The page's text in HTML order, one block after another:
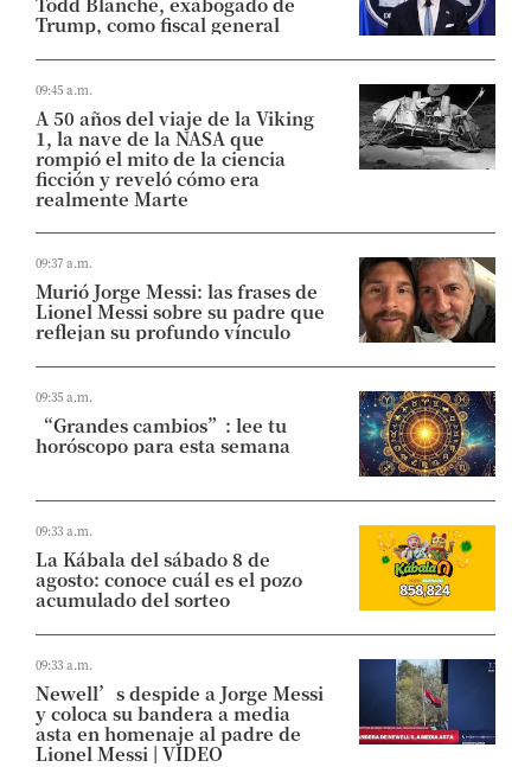
Trump, como fiscal general
09:45 a.m.
A 50 años del viaje de la Viking
1, la nave de la NASA que
rompió el mito de la ciencia
ficción y reveló cómo era
realmente Marte
09:37 a.m.
Murió Jorge Messi: las frases de
Lionel Messi sobre su padre que
reflejan su profundo vínculo
09:35 a.m.
“Grandes cambios”: lee tu
horóscopo para esta semana
09:33 a.m.
La Kábala del sábado 8 de
agosto: conoce cuál es el pozo
acumulado del sorteo
09:33 a.m.
Newell’s despide a Jorge Messi
y coloca su bandera a media
asta en homenaje al padre de
Lionel Messi | VIDEO